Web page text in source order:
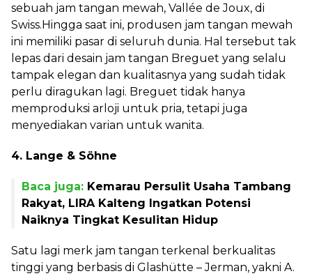
sebuah jam tangan mewah, Vallée de Joux, di
Swiss.Hingga saat ini, produsen jam tangan mewah
ini memiliki pasar di seluruh dunia. Hal tersebut tak
lepas dari desain jam tangan Breguet yang selalu
tampak elegan dan kualitasnya yang sudah tidak
perlu diragukan lagi. Breguet tidak hanya
memproduksi arloji untuk pria, tetapi juga
menyediakan varian untuk wanita.
4. Lange & Söhne
Baca juga: Kemarau Persulit Usaha Tambang
Rakyat, LIRA Kalteng Ingatkan Potensi
Naiknya Tingkat Kesulitan Hidup
Satu lagi merk jam tangan terkenal berkualitas
tinggi yang berbasis di Glashütte – Jerman, yakni A.